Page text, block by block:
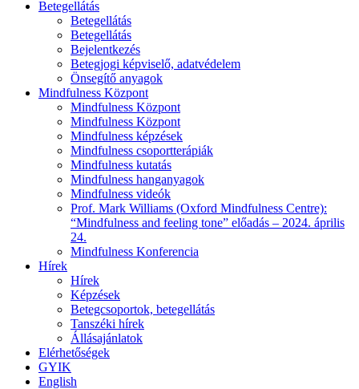
Betegellátás
Betegellátás
Betegellátás
Bejelentkezés
Betegjogi képviselő, adatvédelem
Önsegítő anyagok
Mindfulness Központ
Mindfulness Központ
Mindfulness Központ
Mindfulness képzések
Mindfulness csoportterápiák
Mindfulness kutatás
Mindfulness hanganyagok
Mindfulness videók
Prof. Mark Williams (Oxford Mindfulness Centre):
“Mindfulness and feeling tone” előadás – 2024. április
24.
Mindfulness Konferencia
Hírek
Hírek
Képzések
Betegcsoportok, betegellátás
Tanszéki hírek
Állásajánlatok
Elérhetőségek
GYIK
English